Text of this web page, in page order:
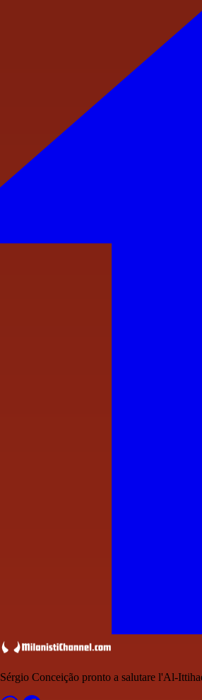
Sérgio Conceição pronto a salutare l'Al-